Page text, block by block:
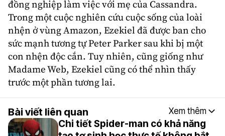
đồng nghiệp làm việc với mẹ của Cassandra.
Trong một cuộc nghiên cứu cuộc sống của loài
nhện ở vùng Amazon, Ezekiel đã được ban cho
sức mạnh tương tự Peter Parker sau khi bị một
con nhện độc cắn. Tuy nhiên, cũng giống như
Madame Web, Ezekiel cũng có thể nhìn thấy
trước một phần tương lai.
Bài viết liên quan Xem thêm
Chi tiết Spider-man có khả năng